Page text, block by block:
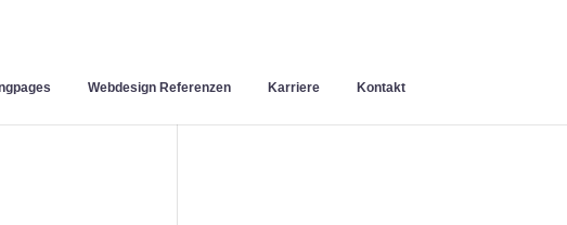
Webdesign Referenzen Karriere Kontakt